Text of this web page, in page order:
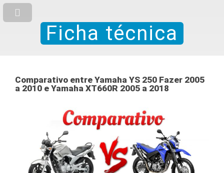
Ficha técnica
Comparativo entre Yamaha YS 250 Fazer 2005
a 2010 e Yamaha XT660R 2005 a 2018